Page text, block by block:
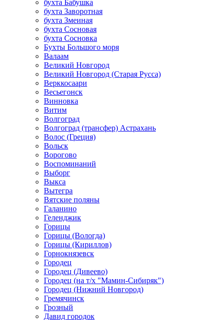
бухта Бабушка
бухта Заворотная
бухта Змеиная
бухта Сосновая
бухта Сосновка
Бухты Большого моря
Валаам
Великий Новгород
Великий Новгород (Старая Русса)
Верккосаари
Весьегонск
Винновка
Витим
Волгоград
Волгоград (трансфер) Астрахань
Волос (Греция)
Вольск
Ворогово
Воспоминаний
Выборг
Выкса
Вытегра
Вятские поляны
Галанино
Геленджик
Горицы
Горицы (Вологда)
Горицы (Кириллов)
Горнокнязевск
Городец
Городец (Дивеево)
Городец (на т/х "Мамин-Сибиряк")
Городец (Нижний Новгород)
Гремячинск
Грозный
Давид городок